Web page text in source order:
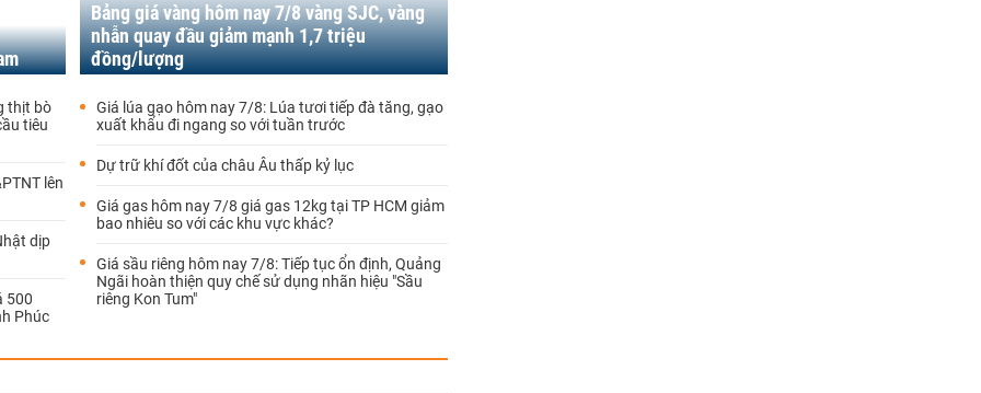
thịt bò
tiêu
lên
dịp
500
Phúc
Bảng giá vàng hôm nay 7/8 vàng SJC, vàng
nhẫn quay đầu giảm mạnh 1,7 triệu
đồng/lượng
Giá lúa gạo hôm nay 7/8: Lúa tươi tiếp đà tăng, gạo
xuất khẩu đi ngang so với tuần trước
Dự trữ khí đốt của châu Âu thấp kỷ lục
Giá gas hôm nay 7/8 giá gas 12kg tại TP HCM giảm
bao nhiêu so với các khu vực khác?
Giá sầu riêng hôm nay 7/8: Tiếp tục ổn định, Quảng
Ngãi hoàn thiện quy chế sử dụng nhãn hiệu "Sầu
riêng Kon Tum"